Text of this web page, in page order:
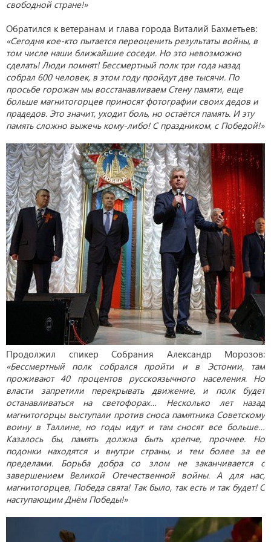
свободной стране!»
Обратился к ветеранам и глава города Виталий Бахметьев:
«Сегодня кое-кто пытается переоценить результаты войны, в
том числе наши ближайшие соседи. Но это невозможно
сделать! Люди помнят! Бессмертный полк три года назад
собрал 600 человек, в этом году пройдут две тысячи. По
просьбе горожан мы восстанавливаем Стену памяти, еще
больше магнитогорцев приносят фотографии своих дедов и
прадедов. Это значит, уходит боль, но остаётся память. И эту
память сложно выжечь кому-либо! С праздником, с Победой!»
Продолжил спикер Собрания Александр Морозов:
«Бессмертный полк собрался пройти и в Эстонии, там
проживают 40 процентов русскоязычного населения. Но
власти запретили перекрывать движение, и полк будет
останавливаться на светофорах… Несколько лет назад
магнитогорцы выступали против сноса памятника Советскому
воину в Таллине, но годы идут и там сносят все больше…
Казалось бы, память должна быть крепче, прочнее. Но
подонки находятся и внутри страны, и тем более за ее
пределами. Борьба добра со злом не заканчивается с
завершением Великой Отечественной войны. А для нас,
магнитогорцев, Победа свята! Так было, так есть и так будет! С
наступающим Днём Победы!»